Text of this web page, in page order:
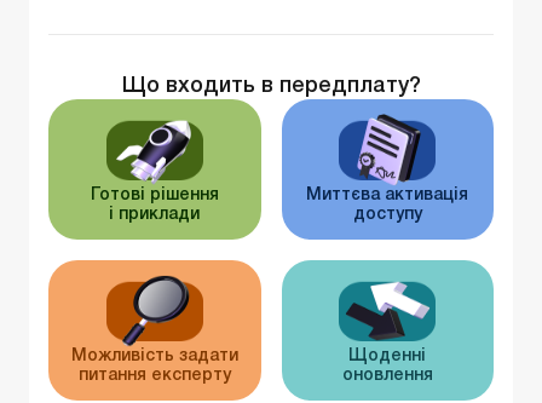
Що входить в передплату?
Готові рішення
і приклади
Миттєва активація
доступу
Можливість задати
питання експерту
Щоденні
оновлення